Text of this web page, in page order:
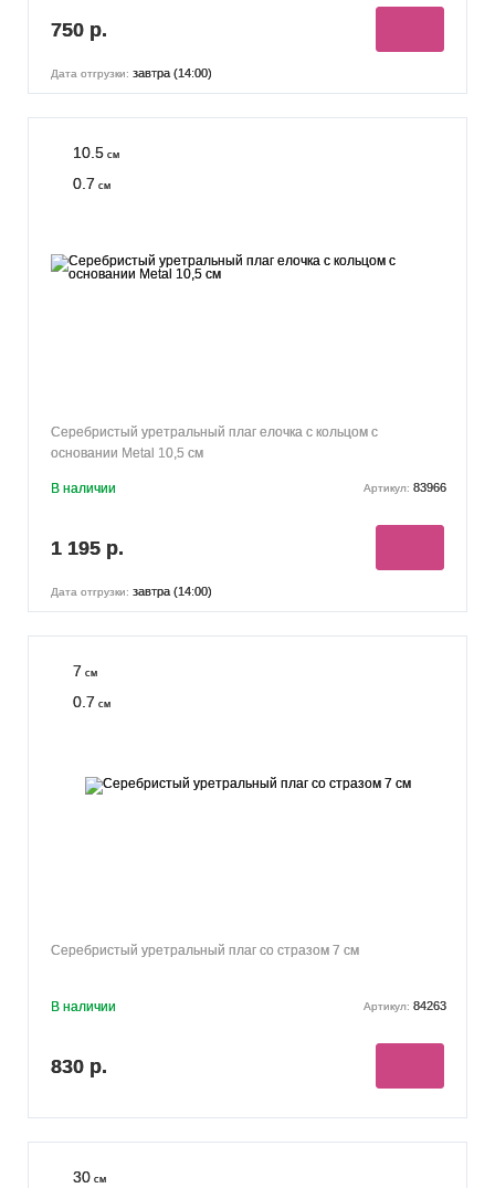
750 р.
Дата отгрузки: завтра (14:00)
10.5 см
0.7 см
Серебристый уретральный плаг елочка с кольцом с
основании Metal 10,5 см
В наличии Артикул: 83966
1 195 р.
Дата отгрузки: завтра (14:00)
7 см
0.7 см
Серебристый уретральный плаг со стразом 7 см
В наличии Артикул: 84263
830 р.
30 см